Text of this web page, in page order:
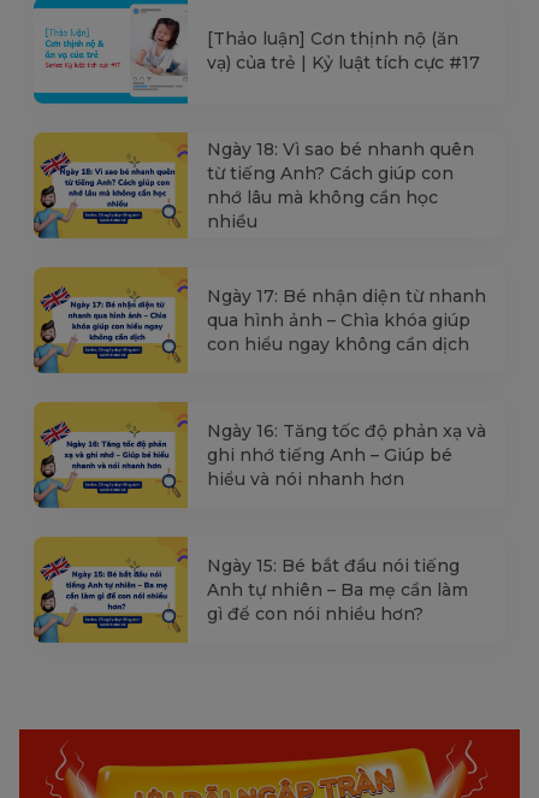
[Thảo luận] Cơn thịnh nộ (ăn
vạ) của trẻ | Kỷ luật tích cực #17
Ngày 18: Vì sao bé nhanh quên
từ tiếng Anh? Cách giúp con
nhớ lâu mà không cần học
nhiều
Ngày 17: Bé nhận diện từ nhanh
qua hình ảnh – Chìa khóa giúp
con hiểu ngay không cần dịch
Ngày 16: Tăng tốc độ phản xạ và
ghi nhớ tiếng Anh – Giúp bé
hiểu và nói nhanh hơn
Ngày 15: Bé bắt đầu nói tiếng
Anh tự nhiên – Ba mẹ cần làm
gì để con nói nhiều hơn?